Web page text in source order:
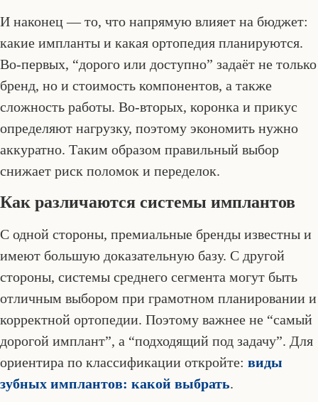
И наконец — то, что напрямую влияет на бюджет:
какие импланты и какая ортопедия планируются.
Во-первых, “дорого или доступно” задаёт не только
бренд, но и стоимость компонентов, а также
сложность работы. Во-вторых, коронка и прикус
определяют нагрузку, поэтому экономить нужно
аккуратно. Таким образом правильный выбор
снижает риск поломок и переделок.
Как различаются системы имплантов
С одной стороны, премиальные бренды известны и
имеют большую доказательную базу. С другой
стороны, системы среднего сегмента могут быть
отличным выбором при грамотном планировании и
корректной ортопедии. Поэтому важнее не “самый
дорогой имплант”, а “подходящий под задачу”. Для
ориентира по классификации откройте: виды
зубных имплантов: какой выбрать.